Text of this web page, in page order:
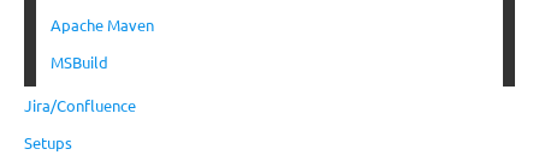
Apache Maven
MSBuild
Jira/Confluence
Setups